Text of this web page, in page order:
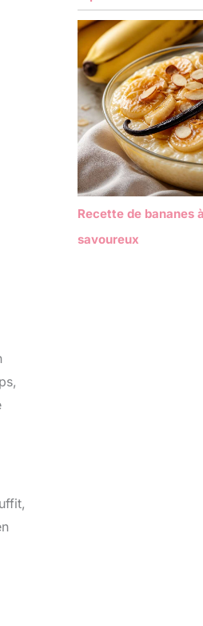
Recette de bananes
savoureux